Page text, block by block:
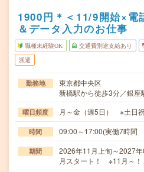
1900円＊＜11/9開始×電
＆データ入力のお仕事
職種未経験OK 交通費別途支給あり
派遣
勤務地
東京都中央区
新橋駅から徒歩3分／銀座
曜日頻度 月～金（週5日） ※土日
時間 09:00～17:00(実働7時間
期間
2026年11月上旬～2027
月スタート！ ※11月～！